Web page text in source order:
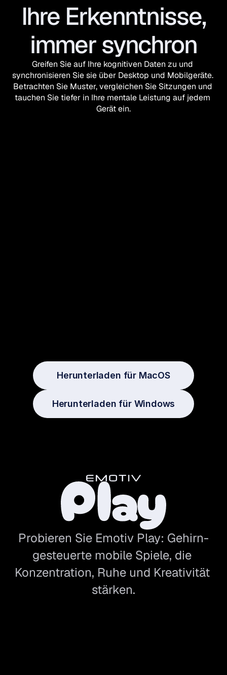
Ihre Erkenntnisse,
immer synchron
Greifen Sie auf Ihre kognitiven Daten zu und
synchronisieren Sie sie über Desktop und Mobilgeräte.
Betrachten Sie Muster, vergleichen Sie Sitzungen und
tauchen Sie tiefer in Ihre mentale Leistung auf jedem
Gerät ein.
Herunterladen für MacOS
Herunterladen für Windows
Probieren Sie Emotiv Play: Gehirn-
gesteuerte mobile Spiele, die
Konzentration, Ruhe und Kreativität
stärken.